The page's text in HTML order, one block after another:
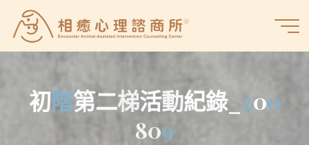
content
癒
諮
所
初階第二梯活動紀錄_ 200
809